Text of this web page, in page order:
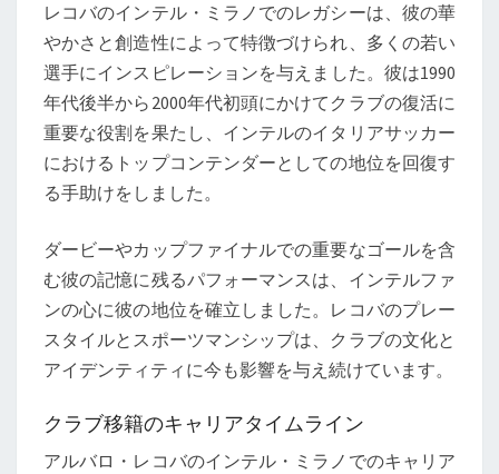
レコバのインテル・ミラノでのレガシーは、彼の華
やかさと創造性によって特徴づけられ、多くの若い
選手にインスピレーションを与えました。彼は1990
年代後半から2000年代初頭にかけてクラブの復活に
重要な役割を果たし、インテルのイタリアサッカー
におけるトップコンテンダーとしての地位を回復す
る手助けをしました。
ダービーやカップファイナルでの重要なゴールを含
む彼の記憶に残るパフォーマンスは、インテルファ
ンの心に彼の地位を確立しました。レコバのプレー
スタイルとスポーツマンシップは、クラブの文化と
アイデンティティに今も影響を与え続けています。
クラブ移籍のキャリアタイムライン
アルバロ・レコバのインテル・ミラノでのキャリア